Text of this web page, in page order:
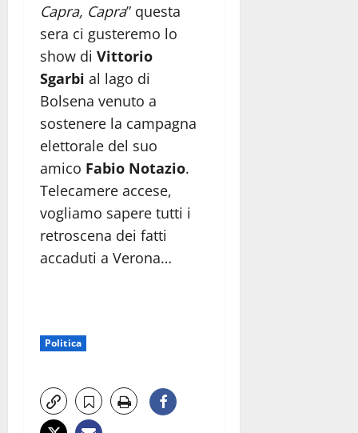
Capra, Capra” questa
sera ci gusteremo lo
show di Vittorio
Sgarbi al lago di
Bolsena venuto a
sostenere la campagna
elettorale del suo
amico Fabio Notazio.
Telecamere accese,
vogliamo sapere tutti i
retroscena dei fatti
accaduti a Verona…
Politica